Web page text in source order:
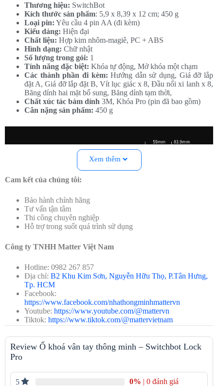
Thương hiệu: SwitchBot
Kích thước sản phẩm: 5,9 x 8,39 x 12 cm; 450 g
Loại pin: Yêu cầu 4 pin AA (đi kèm)
Kiểu dáng: Hiện đại
Chất liệu: Hợp kim nhôm-magiê, PC + ABS
Hình dạng: Chữ nhật
Số lượng trong gói: 1
Tính năng đặc biệt: Khóa tự động, Mở khóa một chạm
Các thành phần đi kèm: Hướng dẫn sử dụng, Giá đỡ lắp
đặt A, Giá đỡ lắp đặt B, Vít lục giác x 8, Đầu nối xi lanh x 8,
Băng dính hai mặt bổ sung, Băng dính tạm thời,
Chất xúc tác bám dính 3M, Khóa Pro (pin đã bao gồm)
Cân nặng sản phẩm: 450 g
Thông số kỹ thuật switchbot lock pro
Tính năng đặc biệt của Khoá cửa thông minh Switchbot Lock Pro
Có thể lắp đặt vào nhiều loại khoá cửa có sẵn khác nhau
Xem thêm
Cam kết của chúng tôi:
Bảo hành chính hãng
Tư vấn tận tâm
Thi công chuyên nghiệp
Hỗ trợ trong suốt quá trình sử dụng
Công ty TNHH Matter Việt Nam
Hotline: 0982 267 857
Địa chỉ: B2 Khu Kim Sơn, Nguyễn Hữu Thọ, P.Tân Hưng,
Tp. HCM
Facebook:
https://www.facebook.com/nhathongminhmattervn
Youtube: https://www.youtube.com/@mattervn
Tiktok: https://www.tiktok.com/@mattervietnam
Review Ổ khoá vân tay thông minh – Switchbot Lock
Pro
5 0% | 0 đánh giá